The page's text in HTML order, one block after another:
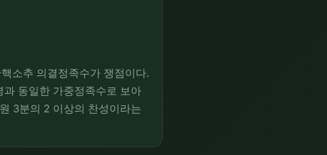
소추 의결정족수가 쟁점이다.
동일한 가중정족수로 보아
3분의 2 이상의 찬성이라는
주적 정당성의 비중, 헌법상